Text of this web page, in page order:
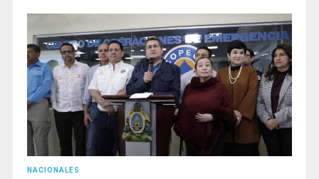
NACIONALES